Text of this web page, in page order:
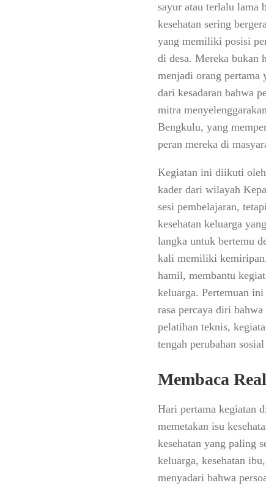
sayur atau terlalu lama
kesehatan sering
yang memiliki posisi
di desa. Mereka bukan
menjadi orang pertama
dari kesadaran bahwa
mitra
Bengkulu, yang
peran mereka di
Kegiatan ini diikuti oleh
kader dari wilayah
sesi pembelajaran,
kesehatan keluarga
langka untuk bertemu
kali memiliki
hamil, membantu
keluarga. Pertemuan
rasa percaya diri
pelatihan teknis,
tengah perubahan
Membaca
Hari pertama kegiatan
memetakan isu
kesehatan yang paling
keluarga, kesehatan
menyadari bahwa